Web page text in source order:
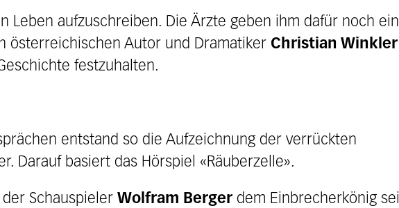
Leben aufzuschreiben. Die Ärzte geben ihm dafür noch
österreichischen Autor und Dramatiker Christian Winkler
festzuhalten.
entstand so die Aufzeichnung der verrückten
Darauf basiert das Hörspiel «Räuberzelle».
Schauspieler Wolfram Berger dem Einbrecherkönig